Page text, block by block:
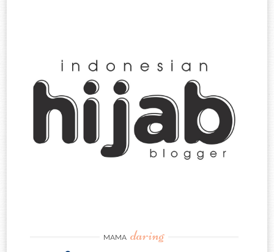
MAMA daring